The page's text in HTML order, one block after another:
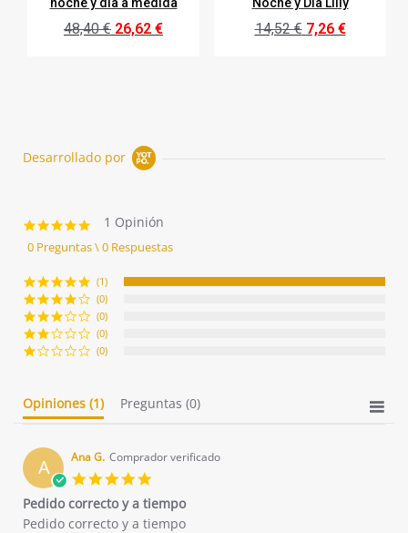
48,40 € 26,62 € 14,52 € 7,26 €
Desarrollado por
5.0
star
rating
1 Opinión
0 Preguntas \ 0 Respuestas
(1)
(0)
(0)
(0)
(0)
Opiniones (1) Preguntas (0)
A Ana G. Comprador verificado
rating
Pedido correcto y a tiempo
Review
review
Pedido correcto y a tiempo